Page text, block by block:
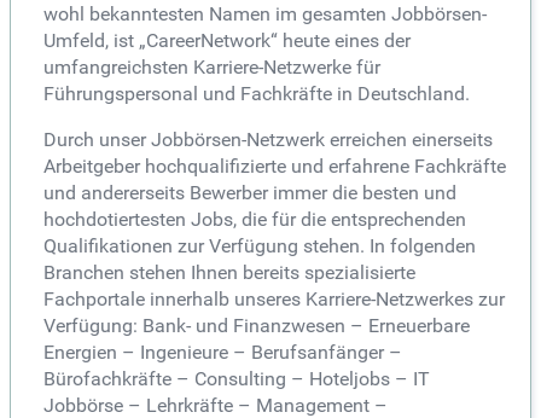
wohl bekanntesten Namen im gesamten Jobbörsen-
Umfeld, ist „CareerNetwork“ heute eines der
umfangreichsten Karriere-Netzwerke für
Führungspersonal und Fachkräfte in Deutschland.
Durch unser Jobbörsen-Netzwerk erreichen einerseits
Arbeitgeber hochqualifizierte und erfahrene Fachkräfte
und andererseits Bewerber immer die besten und
hochdotiertesten Jobs, die für die entsprechenden
Qualifikationen zur Verfügung stehen. In folgenden
Branchen stehen Ihnen bereits spezialisierte
Fachportale innerhalb unseres Karriere-Netzwerkes zur
Verfügung: Bank- und Finanzwesen – Erneuerbare
Energien – Ingenieure – Berufsanfänger –
Bürofachkräfte – Consulting – Hoteljobs – IT
Jobbörse – Lehrkräfte – Management –